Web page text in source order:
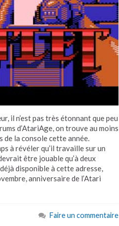
il n’est pas très étonnant que peu
d’AtariAge, on trouve au moins
de la console cette année.
à révéler qu’il travaille sur un
être jouable qu’à deux
disponible à cette adresse,
anniversaire de l’Atari
Faire un commentaire